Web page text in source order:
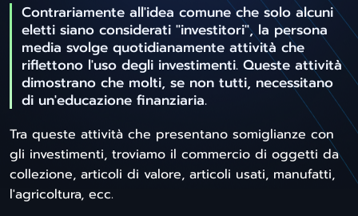
Contrariamente all'idea comune che solo alcuni
eletti siano considerati "investitori", la persona
media svolge quotidianamente attività che
riflettono l'uso degli investimenti. Queste attività
dimostrano che molti, se non tutti, necessitano
di un'educazione finanziaria.
Tra queste attività che presentano somiglianze con
gli investimenti, troviamo il commercio di oggetti da
collezione, articoli di valore, articoli usati, manufatti,
l'agricoltura, ecc.